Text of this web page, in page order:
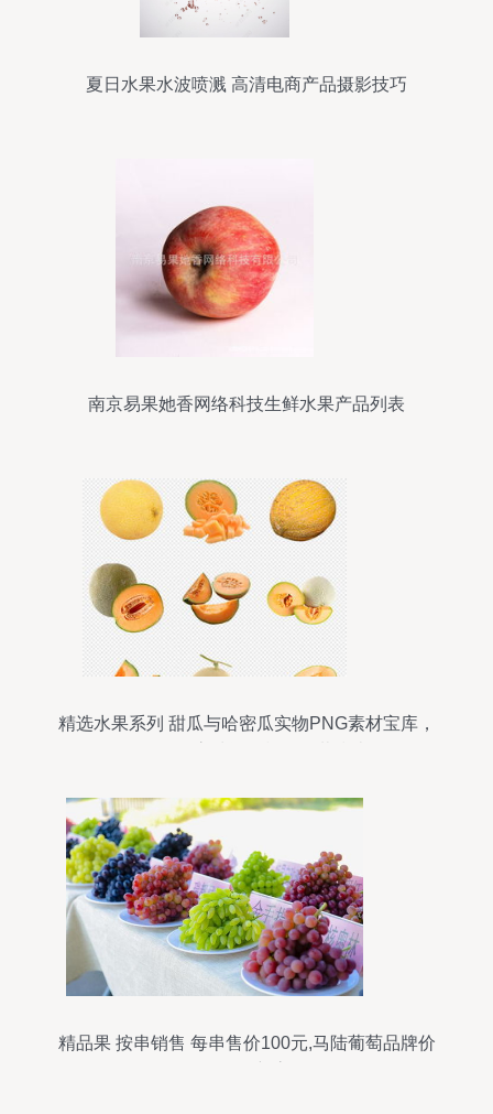
夏日水果水波喷溅 高清电商产品摄影技巧
南京易果她香网络科技生鲜水果产品列表
精选水果系列 甜瓜与哈密瓜实物PNG素材宝库，
精品果 按串销售 每串售价100元,马陆葡萄品牌价